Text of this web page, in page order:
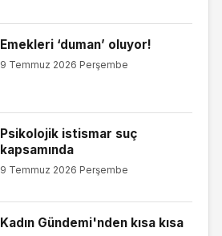
Emekleri ‘duman’ oluyor!
9 Temmuz 2026 Perşembe
Psikolojik istismar suç
kapsamında
9 Temmuz 2026 Perşembe
Kadın Gündemi'nden kısa kısa